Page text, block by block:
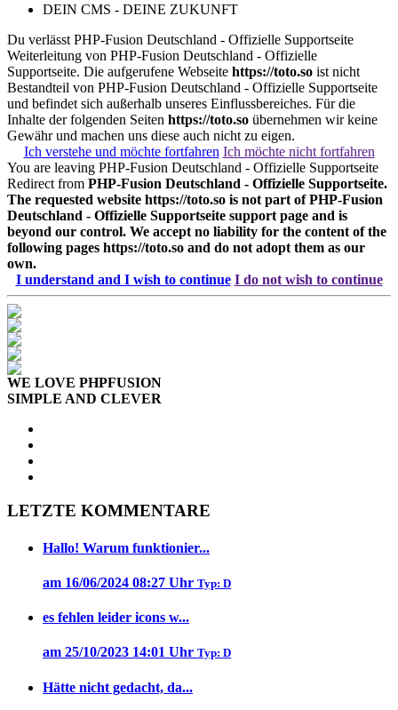
DEIN CMS - DEINE ZUKUNFT
Du verlässt PHP-Fusion Deutschland - Offizielle Supportseite
Weiterleitung von PHP-Fusion Deutschland - Offizielle
Supportseite. Die aufgerufene Webseite https://toto.so ist nicht
Bestandteil von PHP-Fusion Deutschland - Offizielle Supportseite
und befindet sich außerhalb unseres Einflussbereiches. Für die
Inhalte der folgenden Seiten https://toto.so übernehmen wir keine
Gewähr und machen uns diese auch nicht zu eigen.
Ich verstehe und möchte fortfahren Ich möchte nicht fortfahren
You are leaving PHP-Fusion Deutschland - Offizielle Supportseite
Redirect from PHP-Fusion Deutschland - Offizielle Supportseite.
The requested website https://toto.so is not part of PHP-Fusion
Deutschland - Offizielle Supportseite support page and is
beyond our control. We accept no liability for the content of the
following pages https://toto.so and do not adopt them as our
own.
I understand and I wish to continue I do not wish to continue
WE LOVE PHPFUSION
SIMPLE AND CLEVER
LETZTE KOMMENTARE
Hallo! Warum funktionier...
am 16/06/2024 08:27 Uhr Typ: D
es fehlen leider icons w...
am 25/10/2023 14:01 Uhr Typ: D
Hätte nicht gedacht, da...